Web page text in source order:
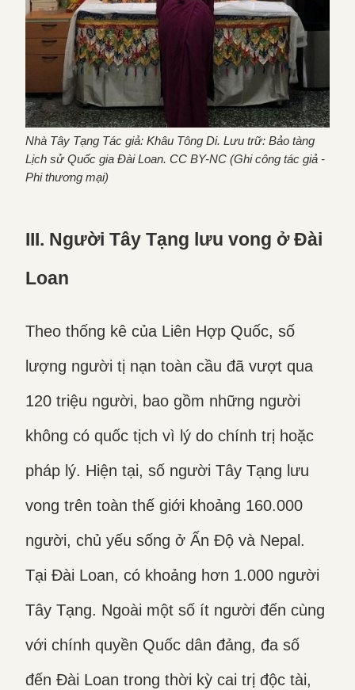
Nhà Tây Tạng Tác giả: Khâu Tông Di. Lưu trữ: Bảo tàng
Lịch sử Quốc gia Đài Loan. CC BY-NC (Ghi công tác giả -
Phi thương mại)
III. Người Tây Tạng lưu vong ở Đài
Loan
Theo thống kê của Liên Hợp Quốc, số
lượng người tị nạn toàn cầu đã vượt qua
120 triệu người, bao gồm những người
không có quốc tịch vì lý do chính trị hoặc
pháp lý. Hiện tại, số người Tây Tạng lưu
vong trên toàn thế giới khoảng 160.000
người, chủ yếu sống ở Ấn Độ và Nepal.
Tại Đài Loan, có khoảng hơn 1.000 người
Tây Tạng. Ngoài một số ít người đến cùng
với chính quyền Quốc dân đảng, đa số
đến Đài Loan trong thời kỳ cai trị độc tài,